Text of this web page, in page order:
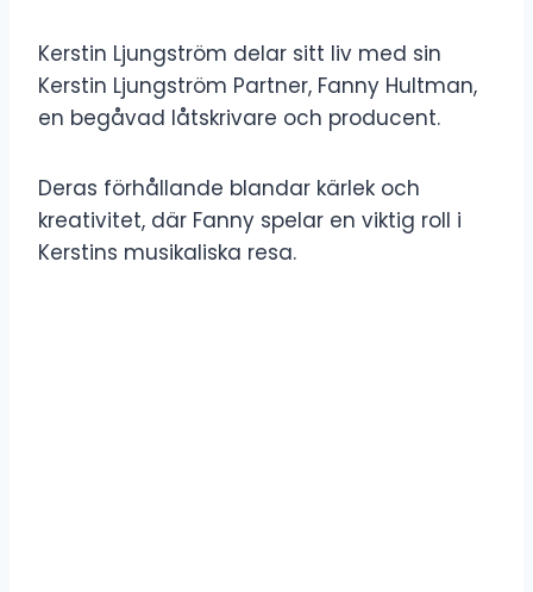
Kerstin Ljungström delar sitt liv med sin
Kerstin Ljungström Partner, Fanny Hultman,
en begåvad låtskrivare och producent.
Deras förhållande blandar kärlek och
kreativitet, där Fanny spelar en viktig roll i
Kerstins musikaliska resa.